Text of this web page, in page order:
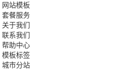
网站模板
套餐服务
关于我们
联系我们
帮助中心
模板标签
城市分站